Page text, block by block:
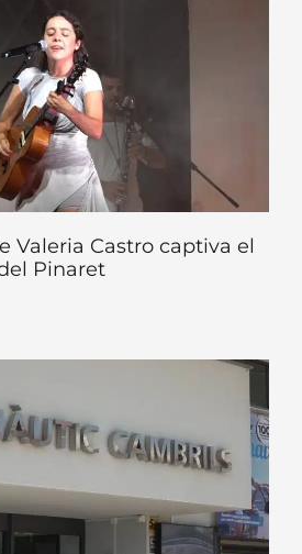
Valeria Castro captiva el
Pinaret